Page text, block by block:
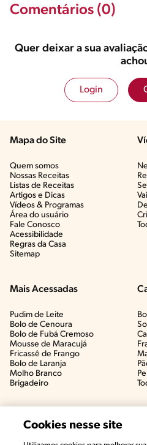
Comentários (0)
Quer deixar a sua
Login
Mapa do Site
Quem somos
Nossas Receitas
Listas de Receitas​
Artigos e Dicas​
Vídeos & Programas​
Área do usuário
Fale Conosco
Acessibilidade
Regras da Casa
Sitemap
Mais Acessadas
Pudim de Leite
Bolo de Cenoura
Bolo de Fubá Cremoso
Mousse de Maracujá
Fricassê de Frango
Bolo de Laranja
Molho Branco
Brigadeiro
Cookies nesse site